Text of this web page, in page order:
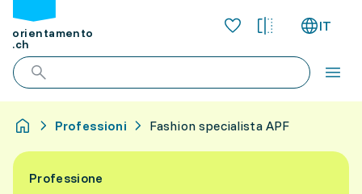
orientamento
.ch
IT
Professioni Fashion specialista APF
Professione